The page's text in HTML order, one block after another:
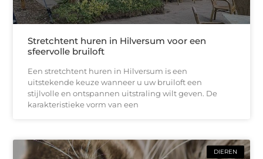
Stretchtent huren in Hilversum voor een
sfeervolle bruiloft
Een stretchtent huren in Hilversum is een
uitstekende keuze wanneer u uw bruiloft een
stijlvolle en ontspannen uitstraling wilt geven. De
karakteristieke vorm van een
DIEREN